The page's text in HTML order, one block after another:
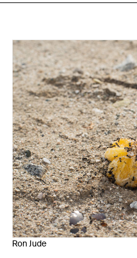
Ron Jude